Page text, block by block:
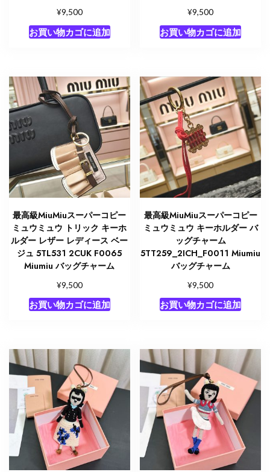
¥9,500
お買い物カゴに追加
¥9,500
お買い物カゴに追加
最高級MiuMiuスーパーコピー
ミュウミュウ トリック キーホ
ルダー レザー レディース ベー
ジュ 5TL531 2CUK F0065
Miumiu バッグチャーム
¥9,500
お買い物カゴに追加
最高級MiuMiuスーパーコピー
ミュウミュウ キーホルダー バ
ッグチャーム
5TT259_2ICH_F0011 Miumiu
バッグチャーム
¥9,500
お買い物カゴに追加